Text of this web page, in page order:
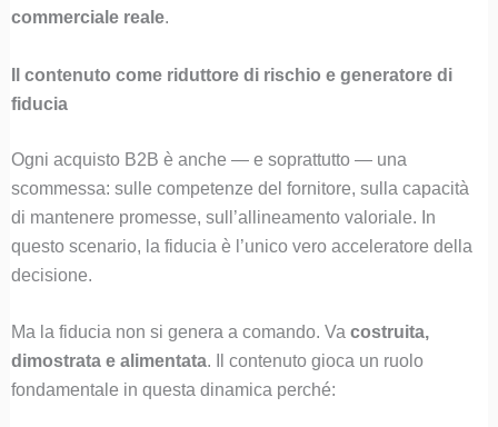
commerciale reale.
Il contenuto come riduttore di rischio e generatore di
fiducia
Ogni acquisto B2B è anche — e soprattutto — una
scommessa: sulle competenze del fornitore, sulla capacità
di mantenere promesse, sull’allineamento valoriale. In
questo scenario, la fiducia è l’unico vero acceleratore della
decisione.
Ma la fiducia non si genera a comando. Va costruita,
dimostrata e alimentata. Il contenuto gioca un ruolo
fondamentale in questa dinamica perché: